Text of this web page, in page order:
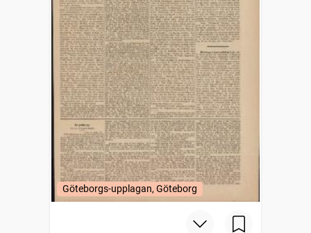
Göteborgs-upplagan, Göteborg